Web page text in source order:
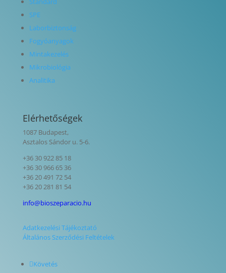
SPE
Laborbiztonság
Fogyóanyagok
Mintakezelés
Mikrobiológia
Analitika
Elérhetőségek
1087 Budapest,
Asztalos Sándor u. 5-6.
+36 30 922 85 18
+36 30 966 65 36
+36 20 491 72 54
+36 20 281 81 54
info@bioszeparacio.hu
Adatkezelési Tájékoztató
Általános Szerződési Feltételek
Követés